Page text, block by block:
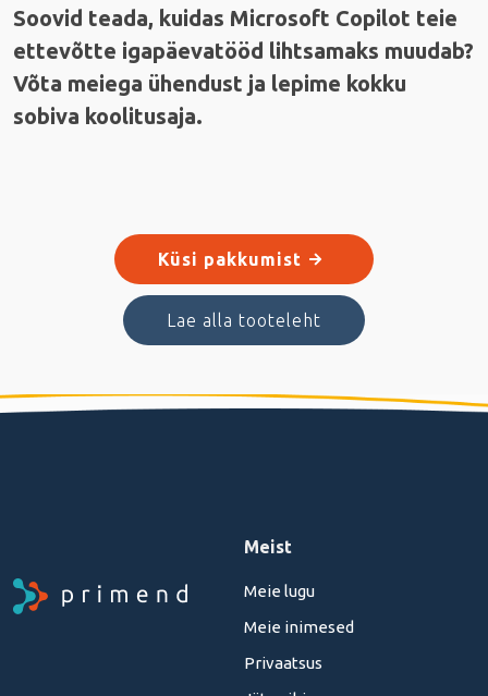
Soovid teada, kuidas Microsoft Copilot teie
ettevõtte igapäevatööd lihtsamaks muudab?
Võta meiega ühendust ja lepime kokku
sobiva koolitusaja.
Küsi pakkumist
Lae alla tooteleht
Meist
Meie lugu
Meie inimesed
Privaatsus